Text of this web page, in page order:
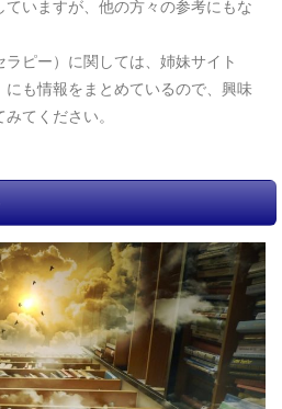
いますが、他の方々の参考にもな
ピー）に関しては、姉妹サイト
にも情報をまとめているので、興味
てください。